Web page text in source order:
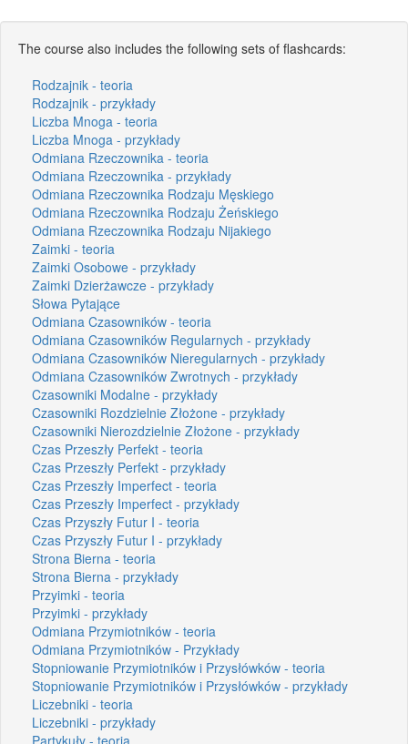
The course also includes the following sets of flashcards:
Rodzajnik - teoria
Rodzajnik - przykłady
Liczba Mnoga - teoria
Liczba Mnoga - przykłady
Odmiana Rzeczownika - teoria
Odmiana Rzeczownika - przykłady
Odmiana Rzeczownika Rodzaju Męskiego
Odmiana Rzeczownika Rodzaju Żeńskiego
Odmiana Rzeczownika Rodzaju Nijakiego
Zaimki - teoria
Zaimki Osobowe - przykłady
Zaimki Dzierżawcze - przykłady
Słowa Pytające
Odmiana Czasowników - teoria
Odmiana Czasowników Regularnych - przykłady
Odmiana Czasowników Nieregularnych - przykłady
Odmiana Czasowników Zwrotnych - przykłady
Czasowniki Modalne - przykłady
Czasowniki Rozdzielnie Złożone - przykłady
Czasowniki Nierozdzielnie Złożone - przykłady
Czas Przeszły Perfekt - teoria
Czas Przeszły Perfekt - przykłady
Czas Przeszły Imperfect - teoria
Czas Przeszły Imperfect - przykłady
Czas Przyszły Futur I - teoria
Czas Przyszły Futur I - przykłady
Strona Bierna - teoria
Strona Bierna - przykłady
Przyimki - teoria
Przyimki - przykłady
Odmiana Przymiotników - teoria
Odmiana Przymiotników - Przykłady
Stopniowanie Przymiotników i Przysłówków - teoria
Stopniowanie Przymiotników i Przysłówków - przykłady
Liczebniki - teoria
Liczebniki - przykłady
Partykuły - teoria